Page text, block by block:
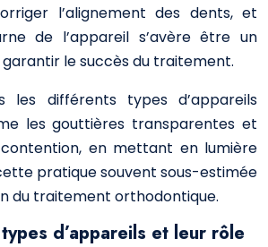
l’alignement des dents, et
de l’appareil s’avère être un
le succès du traitement.
les différents types d’appareils
les gouttières transparentes et
en mettant en lumière
pratique souvent sous-estimée
du traitement orthodontique.
d’appareils et leur rôle